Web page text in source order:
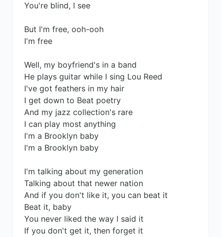
You're blind, I see
But I'm free, ooh-ooh
I'm free
Well, my boyfriend's in a band
He plays guitar while I sing Lou Reed
I've got feathers in my hair
I get down to Beat poetry
And my jazz collection's rare
I can play most anything
I'm a Brooklyn baby
I'm a Brooklyn baby
I'm talking about my generation
Talking about that newer nation
And if you don't like it, you can beat it
Beat it, baby
You never liked the way I said it
If you don't get it, then forget it